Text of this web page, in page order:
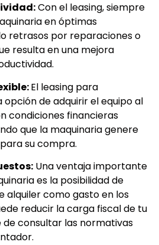
Con el leasing, siempre
en óptimas
retrasos por reparaciones o
resulta en una mejora
El leasing para
de adquirir el equipo al
condiciones financieras
que la maquinaria genere
su compra.
Una ventaja importante
es la posibilidad de
alquiler como gasto en los
reducir la carga fiscal de tu
consultar las normativas